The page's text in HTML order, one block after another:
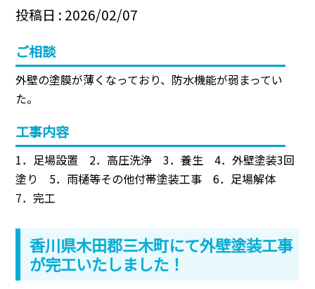
投稿日 : 2026/02/07
ご相談
外壁の塗膜が薄くなっており、防水機能が弱まってい
た。
工事内容
1．足場設置 2．高圧洗浄 3．養生 4．外壁塗装3回
塗り 5．雨樋等その他付帯塗装工事 6．足場解体
7．完工
香川県木田郡三木町にて外壁塗装工事
が完工いたしました！